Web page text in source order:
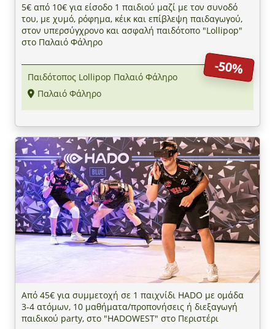
5€ από 10€ για είσοδο 1 παιδιού μαζί με τον συνοδό
του, με χυμό, ρόφημα, κέικ και επίβλεψη παιδαγωγού,
στον υπερσύγχρονο και ασφαλή παιδότοπο "Lollipop"
στο Παλαιό Φάληρο
-50%
Παιδότοπος Lollipop Παλαιό Φάληρο
Παλαιό Φάληρο
Από 45€ για συμμετοχή σε 1 παιχνίδι HADO με ομάδα
3-4 ατόμων, 10 μαθήματα/προπονήσεις ή διεξαγωγή
παιδικού party, στο "HADOWEST" στο Περιστέρι